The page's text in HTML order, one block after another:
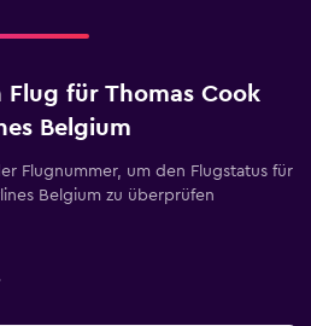
für Thomas Cook
Belgium
Flugnummer, um den Flugstatus für
Belgium zu überprüfen